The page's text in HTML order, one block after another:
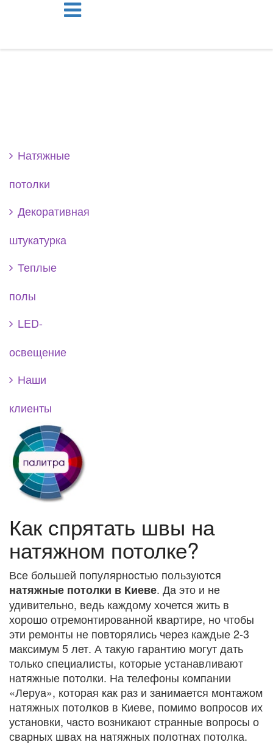
Натяжные
потолки
Декоративная
штукатурка
Теплые
полы
LED-
освещение
Наши
клиенты
Как спрятать швы на
натяжном потолке?
Все большей популярностью пользуются
натяжные потолки в Киеве. Да это и не
удивительно, ведь каждому хочется жить в
хорошо отремонтированной квартире, но чтобы
эти ремонты не повторялись через каждые 2-3
максимум 5 лет. А такую гарантию могут дать
только специалисты, которые устанавливают
натяжные потолки. На телефоны компании
«Леруа», которая как раз и занимается монтажом
натяжных потолков в Киеве, помимо вопросов их
установки, часто возникают странные вопросы о
сварных швах на натяжных полотнах потолка.